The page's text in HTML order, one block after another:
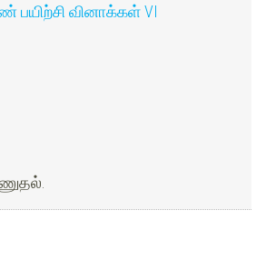
பயிற்சி வினாக்கள் VI